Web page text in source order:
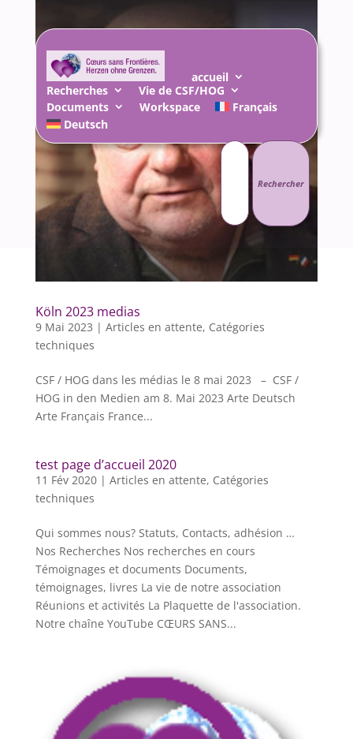
accueil
Recherches
Vie de CSF/HOG
Documents
Workspace
Français
Deutsch
Rechercher :
Köln 2023 medias
9 Mai 2023 | Articles en attente, Catégories
techniques
CSF / HOG dans les médias le 8 mai 2023 – CSF /
HOG in den Medien am 8. Mai 2023 Arte Deutsch
Arte Français France...
test page d’accueil 2020
11 Fév 2020| Articles en attente, Catégories
techniques
Qui sommes nous? Statuts, Contacts, adhésion …
Nos Recherches Nos recherches en cours
Témoignages et documents Documents,
témoignages, livres La vie de notre association
Réunions et activités La Plaquette de l'association.
Notre chaîne YouTube CŒURS SANS...